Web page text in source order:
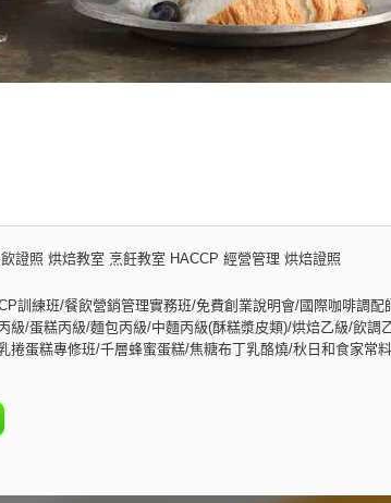
證照 烘焙教室 烹飪教室 HACCP 經營管理 烘焙證照
訓練班/餐飲營銷管理實務班/免費創業說明會/國際咖啡調配
級/蛋糕丙級/麵包丙級/中麵丙級(酥糕漿皮類)/烘焙乙級/飲
捲蛋糕專修班/千層蜂蜜蛋糕/焦糖布丁乳酪燒/秋日和食家